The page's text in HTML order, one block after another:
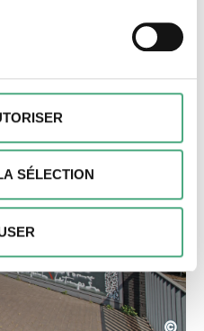
l'analysant activement
spécifiques
de vos données
reportez-vous à
à partir de la
offrir des fonctionnalités
trafic sur notre site web.
des informations sur
nos partenaires de
et d'analyse. Nos
SÉLECTION